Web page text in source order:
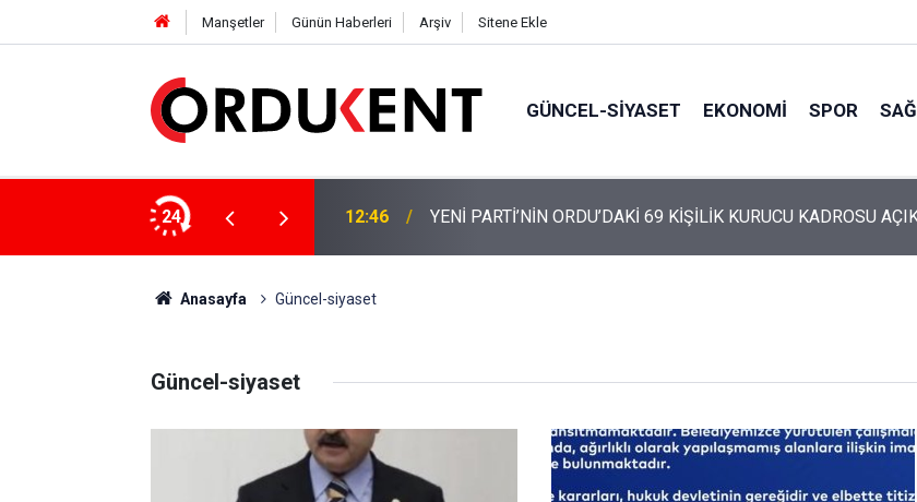
Manşetler Günün Haberleri Arşiv Sitene Ekle
GÜNCEL-SIYASET EKONOMI SPOR
24
4 MİLYON LİRAYA YAKIN DESTEK 12:46 YENİ PARTİ’NİN ORDU’DAKİ 69 KİŞİLİK KURUCU KADROSU
Anasayfa Güncel-siyaset
Güncel-siyaset